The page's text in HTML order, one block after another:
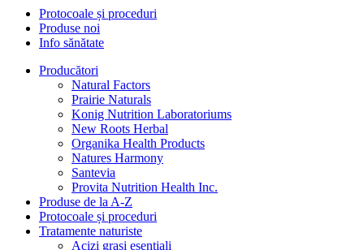
Protocoale și proceduri
Produse noi
Info sănătate
Producători
Natural Factors
Prairie Naturals
Konig Nutrition Laboratoriums
New Roots Herbal
Organika Health Products
Natures Harmony
Santevia
Provita Nutrition Health Inc.
Produse de la A-Z
Protocoale și proceduri
Tratamente naturiste
Acizi grași esențiali